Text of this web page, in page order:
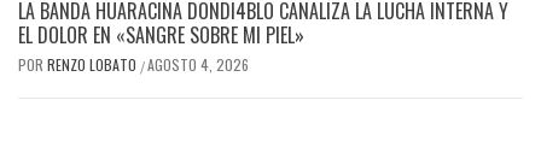
LA BANDA HUARACINA DONDI4BLO CANALIZA LA LUCHA INTERNA Y
EL DOLOR EN «SANGRE SOBRE MI PIEL»
POR RENZO LOBATO /AGOSTO 4, 2026